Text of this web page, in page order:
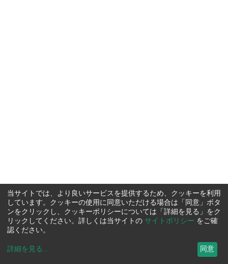
当サイトでは、より良いサービスを提供するため、クッキーを利用
しています。クッキーの使用に同意いただける場合は「同意」ボタ
ンをクリックし、クッキーポリシーについては「詳細を見る」をク
リックしてください。詳しくは当サイトの サイトポリシー をご確
認ください。
詳細を見る ... 同意